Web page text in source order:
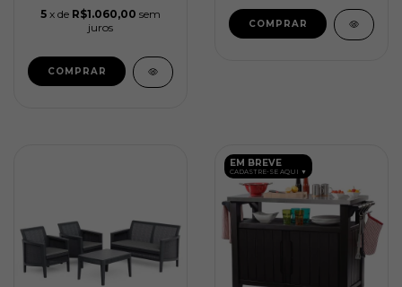
5 x de R$1.060,00 sem
juros
EM BREVE
CADASTRE-SE AQUI ▼